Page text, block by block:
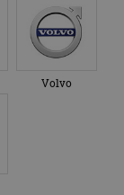
Volvo